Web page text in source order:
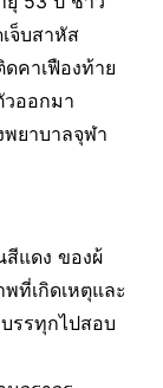
จ็บสาหัส
คาเฟืองท้าย
วออกมา
พยาบาลจุฬา
สีแดง ของผ้
ที่เกิดเหตุและ
รรทุกไปสอบ